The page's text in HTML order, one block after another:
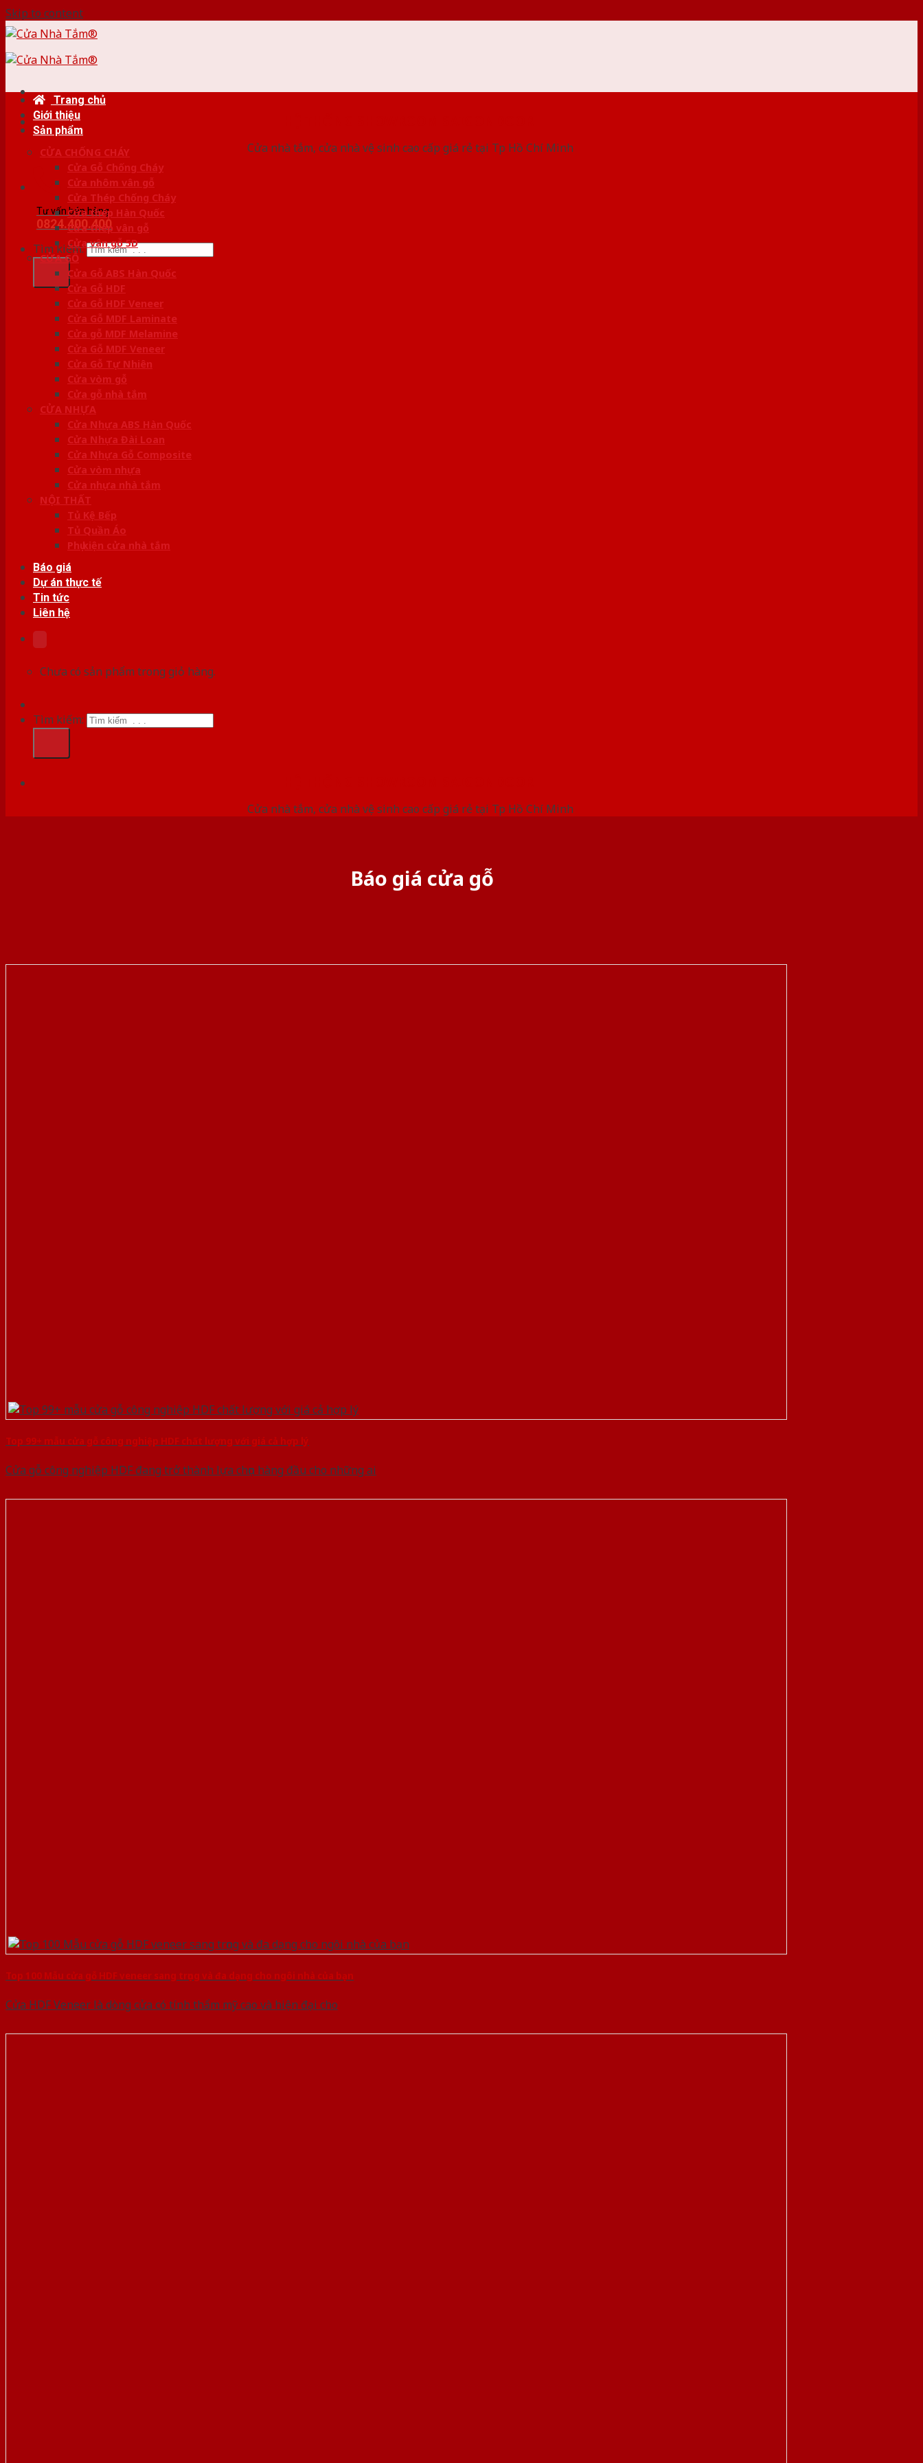
Skip to content
Cửa nhà tắm, cửa nhà vệ sinh cao cấp giá rẻ tại Tp Hồ Chí Minh
Tư vấn bán hàng
0824.400.400
Tìm kiếm:
Trang chủ
Giới thiệu
Sản phẩm
CỬA CHỐNG CHÁY
Cửa Gỗ Chống Cháy
Cửa nhôm vân gỗ
Cửa Thép Chống Cháy
Cửa thép Hàn Quốc
Cửa thép vân gỗ
Cửa vân gỗ 5D
CỬA GỖ
Cửa Gỗ ABS Hàn Quốc
Cửa Gỗ HDF
Cửa Gỗ HDF Veneer
Cửa Gỗ MDF Laminate
Cửa gỗ MDF Melamine
Cửa Gỗ MDF Veneer
Cửa Gỗ Tự Nhiên
Cửa vòm gỗ
Cửa gỗ nhà tắm
CỬA NHỰA
Cửa Nhựa ABS Hàn Quốc
Cửa Nhựa Đài Loan
Cửa Nhựa Gỗ Composite
Cửa vòm nhựa
Cửa nhựa nhà tắm
NỘI THẤT
Tủ Kệ Bếp
Tủ Quần Áo
Phụ kiện cửa nhà tắm
Báo giá
Dự án thực tế
Tin tức
Liên hệ
Chưa có sản phẩm trong giỏ hàng.
Tìm kiếm:
Cửa nhà tắm, cửa nhà vệ sinh cao cấp giá rẻ tại Tp Hồ Chí Minh
Báo giá cửa gỗ
Top 99+ mẫu cửa gỗ công nghiệp HDF chất lượng với giá cả hợp lý
Cửa gỗ công nghiệp HDF đang trở thành lựa chọn hàng đầu cho những ai
Top 100 Mẫu cửa gỗ HDF veneer sang trọng và đa dạng cho ngôi nhà của bạn
Cửa HDF Veneer là dòng cửa có tính thẩm mỹ cao và hiện đại cho